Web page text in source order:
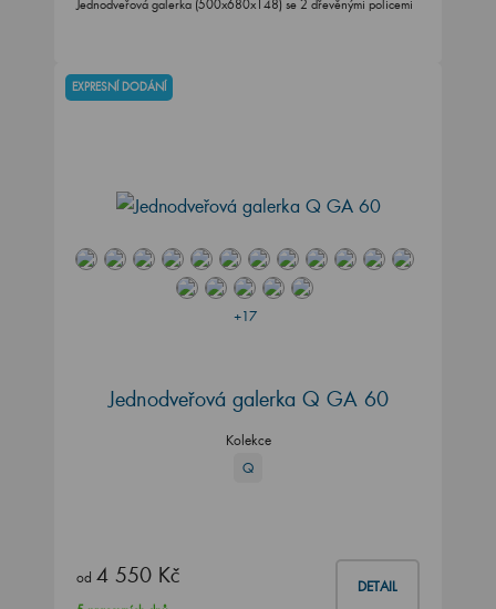
Jednodveřová galerka (500x680x148) se 2 dřevěnými policemi
+17
EXPRESNÍ DODÁNÍ
Jednodveřová galerka Q GA 60
Kolekce
Q
od 4 550 Kč DETAIL